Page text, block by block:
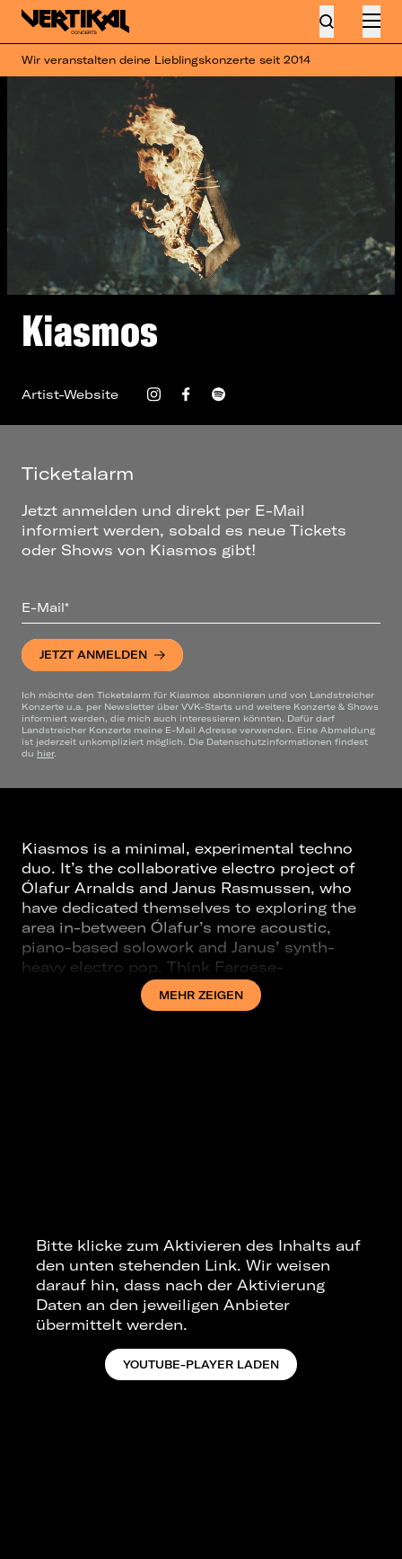
Wir veranstalten deine Lieblingskonzerte seit 2014
Kiasmos
Artist-Website
Ticketalarm
Jetzt anmelden und direkt per E-Mail
informiert werden, sobald es neue Tickets
oder Shows von Kiasmos gibt!
E-Mail*
JETZT ANMELDEN
Ich möchte den Ticketalarm für Kiasmos abonnieren und von Landstreicher
Konzerte u.a. per Newsletter über VVK-Starts und weitere Konzerte & Shows
informiert werden, die mich auch interessieren könnten. Dafür darf
Landstreicher Konzerte meine E-Mail Adresse verwenden. Eine Abmeldung
ist jederzeit unkompliziert möglich. Die Datenschutzinformationen findest
du hier.
Kiasmos is a minimal, experimental techno
duo. It’s the collaborative electro project of
Ólafur Arnalds and Janus Rasmussen, who
have dedicated themselves to exploring the
area in-between Ólafur’s more acoustic,
piano-based solowork and Janus’ synth-
heavy electro pop. Think Faroese-
Icelandic planets melting into a new galaxy.
MEHR ZEIGEN
Bitte klicke zum Aktivieren des Inhalts auf
den unten stehenden Link. Wir weisen
darauf hin, dass nach der Aktivierung
Daten an den jeweiligen Anbieter
übermittelt werden.
YOUTUBE-PLAYER LADEN